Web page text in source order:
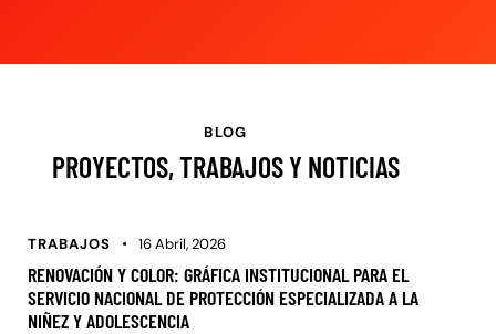
BLOG
PROYECTOS, TRABAJOS Y NOTICIAS
TRABAJOS 16 Abril, 2026
RENOVACIÓN Y COLOR: GRÁFICA INSTITUCIONAL PARA EL
SERVICIO NACIONAL DE PROTECCIÓN ESPECIALIZADA A LA
NIÑEZ Y ADOLESCENCIA